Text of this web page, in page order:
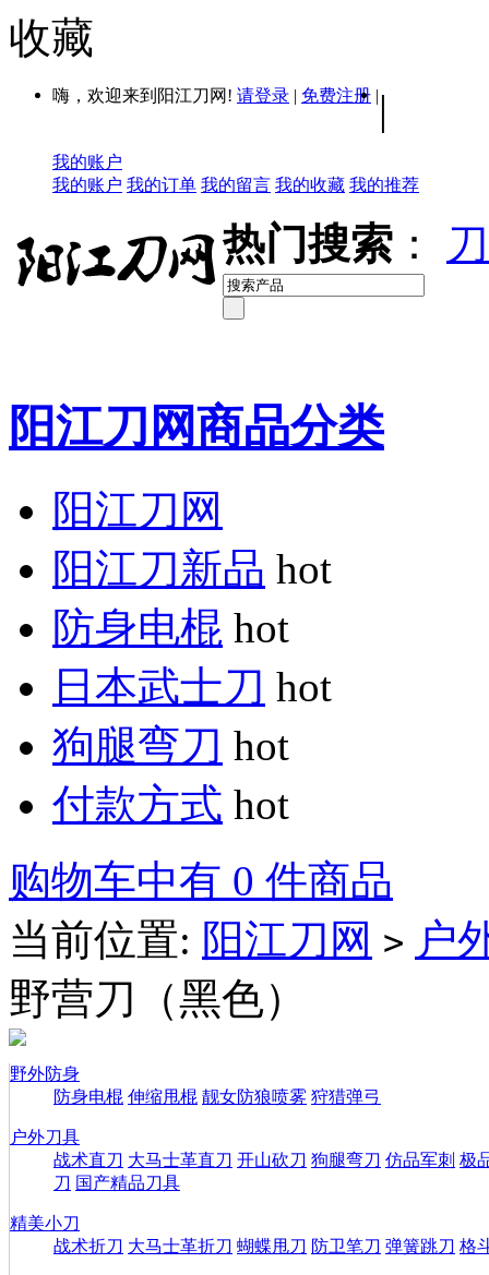
收藏
嗨，欢迎来到阳江刀网! 请登录 | 免费注册 | |
我的账户
我的账户 我的订单 我的留言 我的收藏 我的推荐
热门搜索 ：
阳江刀网商品分类
阳江刀网
阳江刀新品 hot
防身电棍 hot
日本武士刀 hot
狗腿弯刀 hot
付款方式 hot
购物车中有 0 件商品
当前位置: 阳江刀网 > 户
野营刀（黑色）
野外防身
防身电棍 伸缩甩棍 靓女防狼喷雾 狩猎弹弓
户外刀具
战术直刀 大马士革直刀 开山砍刀 狗腿弯刀 仿品军刺 极
刀 国产精品刀具
精美小刀
战术折刀 大马士革折刀 蝴蝶甩刀 防卫笔刀 弹簧跳刀 格